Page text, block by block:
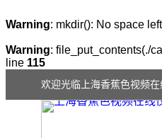
Warning: mkdir(): No space
Warning: file_put_contents(./
line 115
欢迎光临上海香蕉色视频在